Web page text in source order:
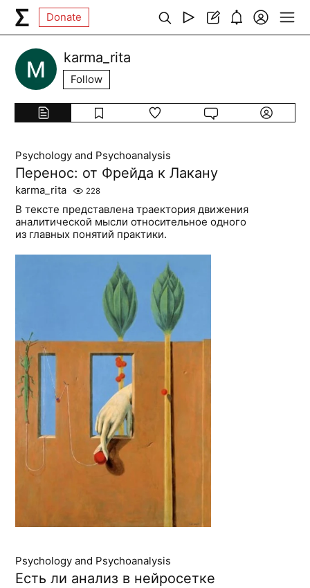
Donate
karma_rita
Follow
Psychology and Psychoanalysis
Перенос: от Фрейда к Лакану
karma_rita 228
В тексте представлена траектория движения
аналитической мысли относительное одного
из главных понятий практики.
Psychology and Psychoanalysis
Есть ли анализ в нейросетке